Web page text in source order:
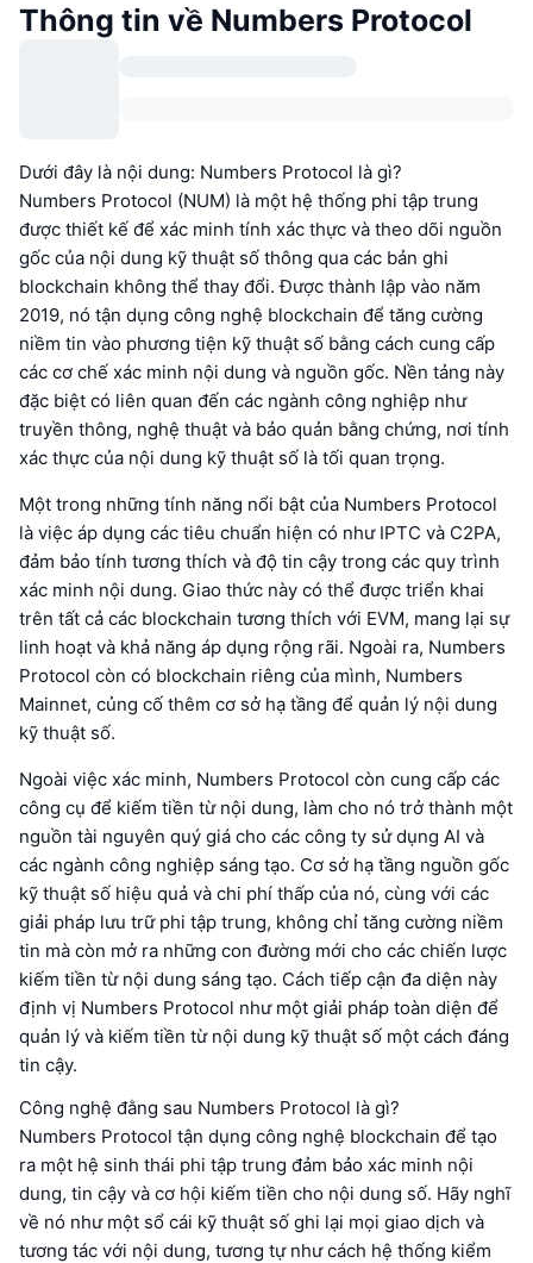
Thông tin về Numbers Protocol
Dưới đây là nội dung: Numbers Protocol là gì?
Numbers Protocol (NUM) là một hệ thống phi tập trung
được thiết kế để xác minh tính xác thực và theo dõi nguồn
gốc của nội dung kỹ thuật số thông qua các bản ghi
blockchain không thể thay đổi. Được thành lập vào năm
2019, nó tận dụng công nghệ blockchain để tăng cường
niềm tin vào phương tiện kỹ thuật số bằng cách cung cấp
các cơ chế xác minh nội dung và nguồn gốc. Nền tảng này
đặc biệt có liên quan đến các ngành công nghiệp như
truyền thông, nghệ thuật và bảo quản bằng chứng, nơi tính
xác thực của nội dung kỹ thuật số là tối quan trọng.
Một trong những tính năng nổi bật của Numbers Protocol
là việc áp dụng các tiêu chuẩn hiện có như IPTC và C2PA,
đảm bảo tính tương thích và độ tin cậy trong các quy trình
xác minh nội dung. Giao thức này có thể được triển khai
trên tất cả các blockchain tương thích với EVM, mang lại sự
linh hoạt và khả năng áp dụng rộng rãi. Ngoài ra, Numbers
Protocol còn có blockchain riêng của mình, Numbers
Mainnet, củng cố thêm cơ sở hạ tầng để quản lý nội dung
kỹ thuật số.
Ngoài việc xác minh, Numbers Protocol còn cung cấp các
công cụ để kiếm tiền từ nội dung, làm cho nó trở thành một
nguồn tài nguyên quý giá cho các công ty sử dụng AI và
các ngành công nghiệp sáng tạo. Cơ sở hạ tầng nguồn gốc
kỹ thuật số hiệu quả và chi phí thấp của nó, cùng với các
giải pháp lưu trữ phi tập trung, không chỉ tăng cường niềm
tin mà còn mở ra những con đường mới cho các chiến lược
kiếm tiền từ nội dung sáng tạo. Cách tiếp cận đa diện này
định vị Numbers Protocol như một giải pháp toàn diện để
quản lý và kiếm tiền từ nội dung kỹ thuật số một cách đáng
tin cậy.
Công nghệ đằng sau Numbers Protocol là gì?
Numbers Protocol tận dụng công nghệ blockchain để tạo
ra một hệ sinh thái phi tập trung đảm bảo xác minh nội
dung, tin cậy và cơ hội kiếm tiền cho nội dung số. Hãy nghĩ
về nó như một sổ cái kỹ thuật số ghi lại mọi giao dịch và
tương tác với nội dung, tương tự như cách hệ thống kiểm